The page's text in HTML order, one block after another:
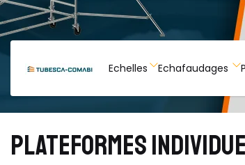
Echelles Echafaudages
PLATEFORMES